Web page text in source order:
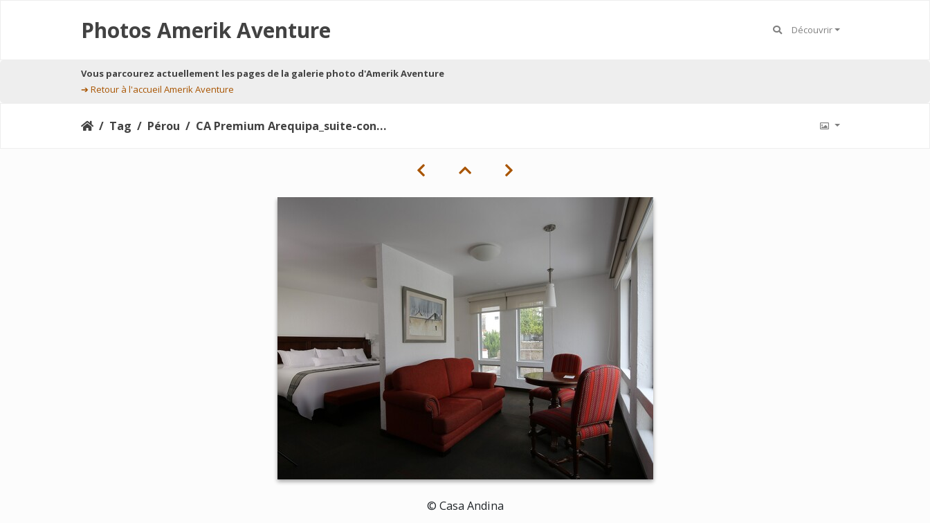
Photos Amerik Aventure Découvrir
Vous parcourez actuellement les pages de la galerie photo d'Amerik Aventure
➔ Retour à l'accueil Amerik Aventure
Tag Pérou CA Premium Arequipa_suite-con-cama-king_34290409285_o
© Casa Andina